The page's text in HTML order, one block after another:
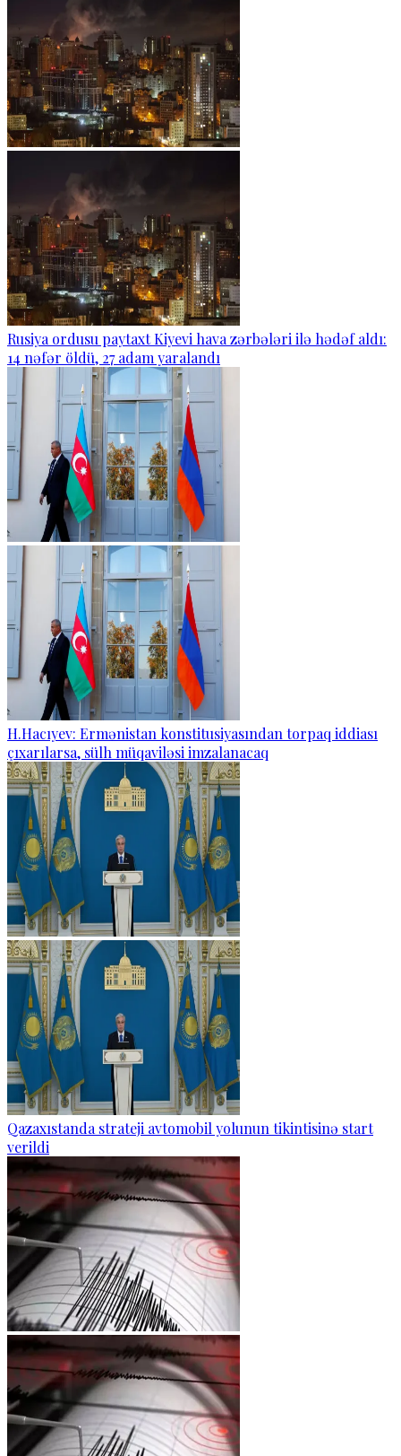
Rusiya ordusu paytaxt Kiyevi hava zərbələri ilə hədəf aldı:
14 nəfər öldü, 27 adam yaralandı
H.Hacıyev: Ermənistan konstitusiyasından torpaq iddiası
çıxarılarsa, sülh müqaviləsi imzalanacaq
Qazaxıstanda strateji avtomobil yolunun tikintisinə start
verildi